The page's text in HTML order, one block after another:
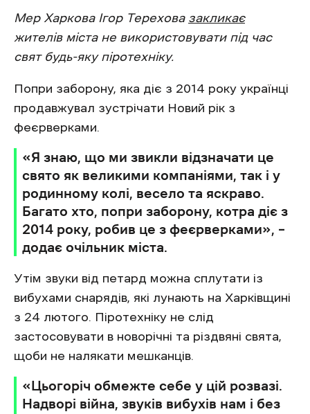
Мер Харкова Ігор Терехова закликає
жителів міста не використовувати під час
свят будь-яку піротехніку.
Попри заборону, яка діє з 2014 року українці
продавжувал зустрічати Новий рік з
феєрверками.
«Я знаю, що ми звикли відзначати це
свято як великими компаніями, так і у
родинному колі, весело та яскраво.
Багато хто, попри заборону, котра діє з
2014 року, робив це з феєрверками», –
додає очільник міста.
Утім звуки від петард можна сплутати із
вибухами снарядів, які лунають на Харківщині
з 24 лютого. Піротехніку не слід
застосовувати в новорічні та різдвяні свята,
щоби не налякати мешканців.
«Цьогоріч обмежте себе у цій розвазі.
Надворі війна, звуків вибухів нам і без